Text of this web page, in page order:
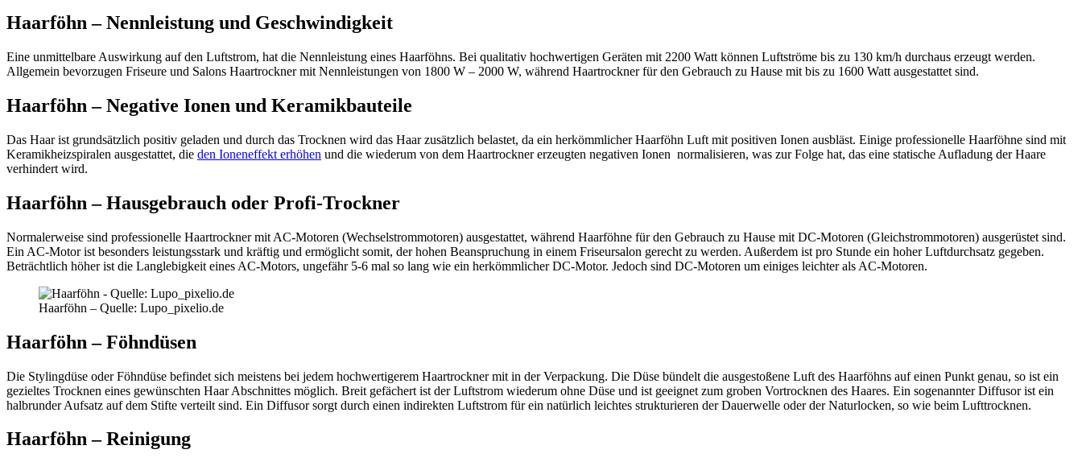
Haarföhn – Nennleistung und Geschwindigkeit
Eine unmittelbare Auswirkung auf den Luftstrom, hat die Nennleistung eines Haarföhns. Bei qualitativ hochwertigen Geräten mit 2200 Watt können Luftströme bis zu 130 km/h durchaus erzeugt werden.
Allgemein bevorzugen Friseure und Salons Haartrockner mit Nennleistungen von 1800 W – 2000 W, während Haartrockner für den Gebrauch zu Hause mit bis zu 1600 Watt ausgestattet sind.
Haarföhn – Negative Ionen und Keramikbauteile
Das Haar ist grundsätzlich positiv geladen und durch das Trocknen wird das Haar zusätzlich belastet, da ein herkömmlicher Haarföhn Luft mit positiven Ionen ausbläst. Einige professionelle Haarföhne sind mit
Keramikheizspiralen ausgestattet, die den Ioneneffekt erhöhen und die wiederum von dem Haartrockner erzeugten negativen Ionen normalisieren, was zur Folge hat, das eine statische Aufladung der Haare
verhindert wird.
Haarföhn – Hausgebrauch oder Profi-Trockner
Normalerweise sind professionelle Haartrockner mit AC-Motoren (Wechselstrommotoren) ausgestattet, während Haarföhne für den Gebrauch zu Hause mit DC-Motoren (Gleichstrommotoren) ausgerüstet sind.
Ein AC-Motor ist besonders leistungsstark und kräftig und ermöglicht somit, der hohen Beanspruchung in einem Friseursalon gerecht zu werden. Außerdem ist pro Stunde ein hoher Luftdurchsatz gegeben.
Beträchtlich höher ist die Langlebigkeit eines AC-Motors, ungefähr 5-6 mal so lang wie ein herkömmlicher DC-Motor. Jedoch sind DC-Motoren um einiges leichter als AC-Motoren.
Haarföhn – Quelle: Lupo_pixelio.de
Haarföhn – Föhndüsen
Die Stylingdüse oder Föhndüse befindet sich meistens bei jedem hochwertigerem Haartrockner mit in der Verpackung. Die Düse bündelt die ausgestoßene Luft des Haarföhns auf einen Punkt genau, so ist ein
gezieltes Trocknen eines gewünschten Haar Abschnittes möglich. Breit gefächert ist der Luftstrom wiederum ohne Düse und ist geeignet zum groben Vortrocknen des Haares. Ein sogenannter Diffusor ist ein
halbrunder Aufsatz auf dem Stifte verteilt sind. Ein Diffusor sorgt durch einen indirekten Luftstrom für ein natürlich leichtes strukturieren der Dauerwelle oder der Naturlocken, so wie beim Lufttrocknen.
Haarföhn – Reinigung